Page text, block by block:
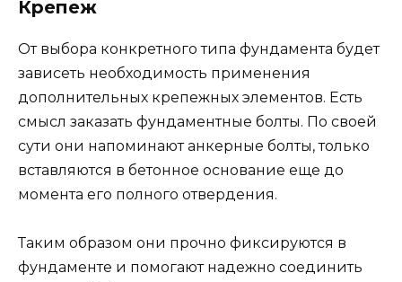
Крепеж
От выбора конкретного типа фундамента будет
зависеть необходимость применения
дополнительных крепежных элементов. Есть
смысл заказать фундаментные болты. По своей
сути они напоминают анкерные болты, только
вставляются в бетонное основание еще до
момента его полного отвердения.
Таким образом они прочно фиксируются в
фундаменте и помогают надежно соединить